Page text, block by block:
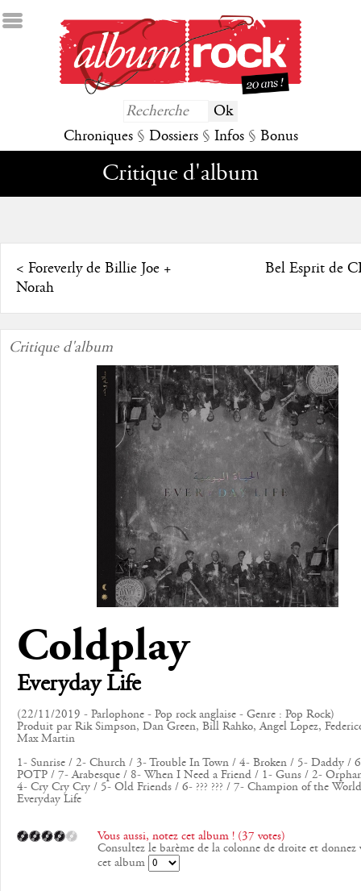
Chroniques § Dossiers § Infos § Bonus
Critique d'album
< Foreverly de Billie Joe +
Norah
Bel Esprit de
Critique d'album
Coldplay
Everyday Life
(22/11/2019 - Parlophone - Pop rock anglaise - Genre : Pop Rock)
Produit par Rik Simpson, Dan Green, Bill Rahko, Angel Lopez,
Max Martin
1- Sunrise / 2- Church / 3- Trouble In Town / 4- Broken / 5- Daddy /
POTP / 7- Arabesque / 8- When I Need a Friend / 1- Guns / 2-
4- Cry Cry Cry / 5- Old Friends / 6- ??? ??? / 7- Champion of the
Everyday Life
Vous aussi, notez cet album ! (37 votes)
Consultez le barème de la colonne de droite et donnez
cet album